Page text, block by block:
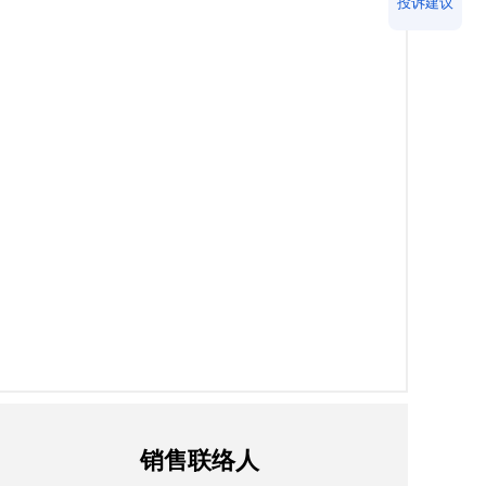
销售联络人